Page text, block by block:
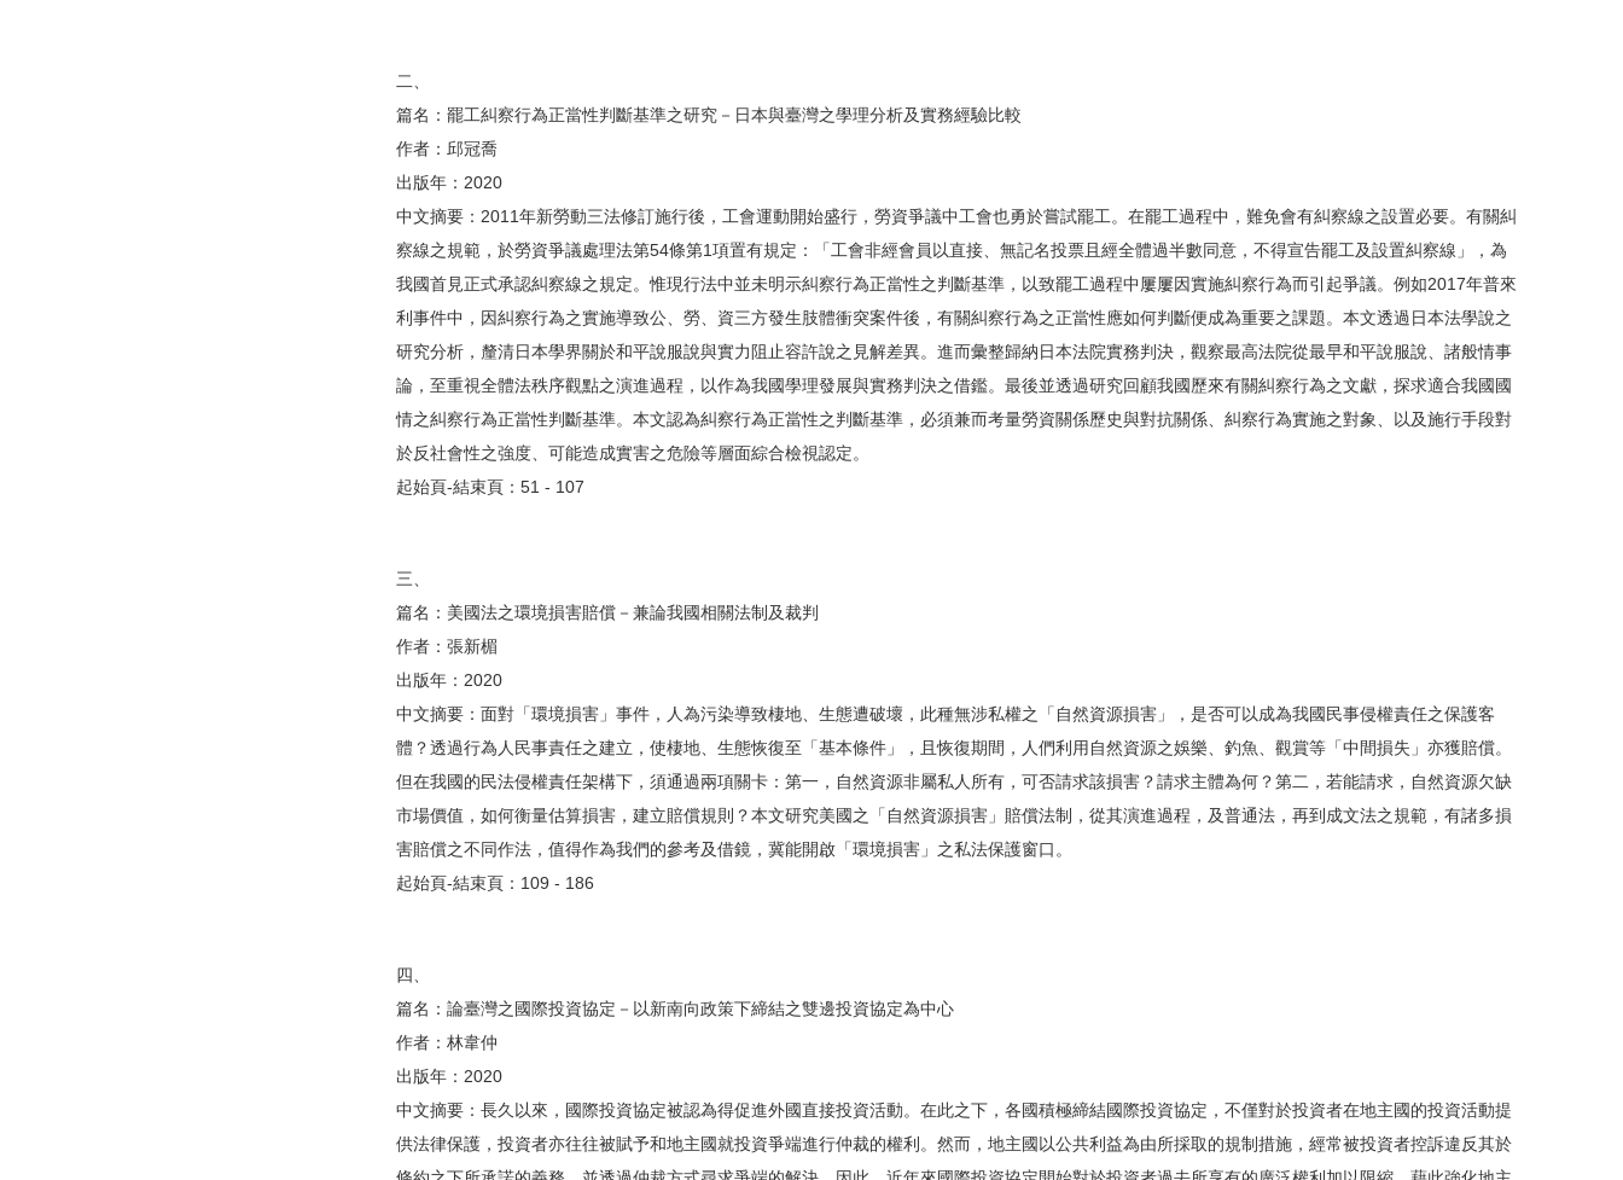
二、
篇名：罷工糾察行為正當性判斷基準之研究－日本與臺灣之學理分析及實務經驗比較
作者：邱冠喬
出版年：2020
中文摘要：2011年新勞動三法修訂施行後，工會運動開始盛行，勞資爭議中工會也勇於嘗試罷工。在罷工過程中，難免會有糾察線之設置必要。有關糾
察線之規範，於勞資爭議處理法第54條第1項置有規定：「工會非經會員以直接、無記名投票且經全體過半數同意，不得宣告罷工及設置糾察線」，為
我國首見正式承認糾察線之規定。惟現行法中並未明示糾察行為正當性之判斷基準，以致罷工過程中屢屢因實施糾察行為而引起爭議。例如2017年普來
利事件中，因糾察行為之實施導致公、勞、資三方發生肢體衝突案件後，有關糾察行為之正當性應如何判斷便成為重要之課題。本文透過日本法學說之
研究分析，釐清日本學界關於和平說服說與實力阻止容許說之見解差異。進而彙整歸納日本法院實務判決，觀察最高法院從最早和平說服說、諸般情事
論，至重視全體法秩序觀點之演進過程，以作為我國學理發展與實務判決之借鑑。最後並透過研究回顧我國歷來有關糾察行為之文獻，探求適合我國國
情之糾察行為正當性判斷基準。本文認為糾察行為正當性之判斷基準，必須兼而考量勞資關係歷史與對抗關係、糾察行為實施之對象、以及施行手段對
於反社會性之強度、可能造成實害之危險等層面綜合檢視認定。
起始頁-結束頁：51 - 107
三、
篇名：美國法之環境損害賠償－兼論我國相關法制及裁判
作者：張新楣
出版年：2020
中文摘要：面對「環境損害」事件，人為污染導致棲地、生態遭破壞，此種無涉私權之「自然資源損害」，是否可以成為我國民事侵權責任之保護客
體？透過行為人民事責任之建立，使棲地、生態恢復至「基本條件」，且恢復期間，人們利用自然資源之娛樂、釣魚、觀賞等「中間損失」亦獲賠償。
但在我國的民法侵權責任架構下，須通過兩項關卡：第一，自然資源非屬私人所有，可否請求該損害？請求主體為何？第二，若能請求，自然資源欠缺
市場價值，如何衡量估算損害，建立賠償規則？本文研究美國之「自然資源損害」賠償法制，從其演進過程，及普通法，再到成文法之規範，有諸多損
害賠償之不同作法，值得作為我們的參考及借鏡，冀能開啟「環境損害」之私法保護窗口。
起始頁-結束頁：109 - 186
四、
篇名：論臺灣之國際投資協定－以新南向政策下締結之雙邊投資協定為中心
作者：林韋仲
出版年：2020
中文摘要：長久以來，國際投資協定被認為得促進外國直接投資活動。在此之下，各國積極締結國際投資協定，不僅對於投資者在地主國的投資活動提
供法律保護，投資者亦往往被賦予和地主國就投資爭端進行仲裁的權利。然而，地主國以公共利益為由所採取的規制措施，經常被投資者控訴違反其於